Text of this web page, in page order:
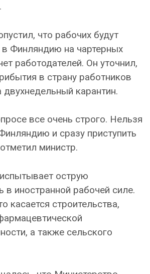
что рабочих будут
в Финляндию на чартерных
работодателей. Он уточнил,
в страну работников
двухнедельный карантин.
все очень строго. Нельзя
и сразу приступить
министр.
острую
в иностранной рабочей силе.
касается строительства,
а также сельского